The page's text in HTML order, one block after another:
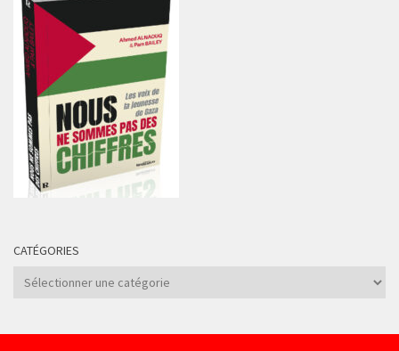
CATÉGORIES
Catégories